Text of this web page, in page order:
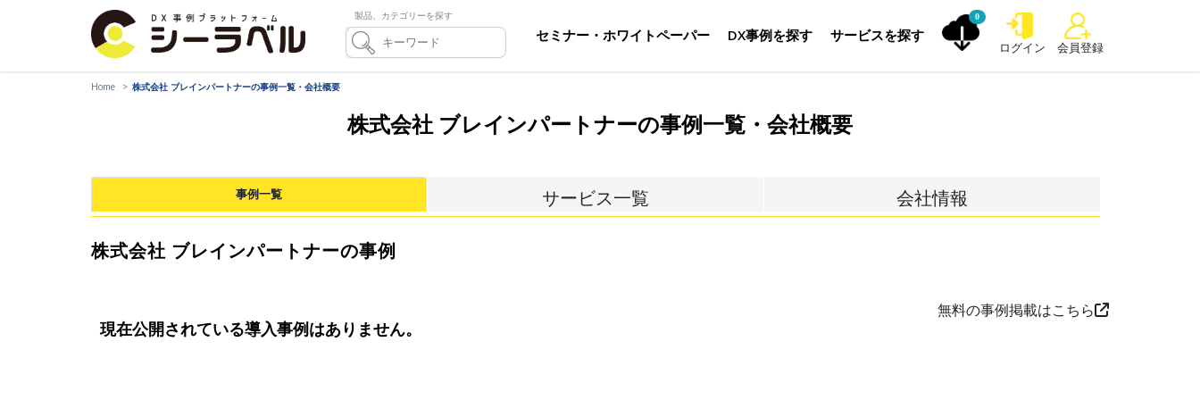
製品、カテゴリーを探す
セミナー・ホワイトペーパー DX事例を探す サービスを探す
0
ログイン 会員登録
Home 株式会社 ブレインパートナーの事例一覧・会社概要
株式会社 ブレインパートナーの事例一覧・会社概要
事例一覧 サービス一覧 会社情報
株式会社 ブレインパートナーの事例
無料の事例掲載はこちら
現在公開されている導入事例はありません。